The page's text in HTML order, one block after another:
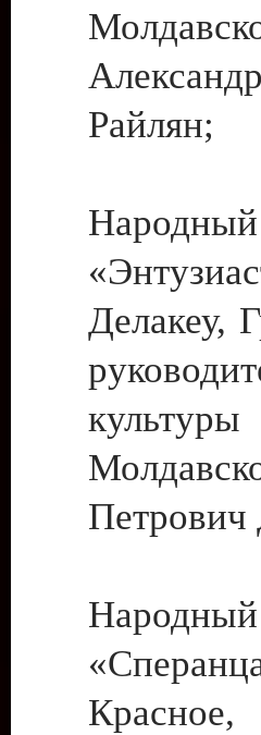
Райлян;
Делакеу,
Красное,